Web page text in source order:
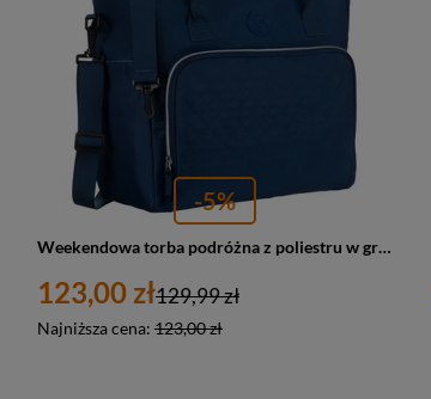
-5%
Weekendowa torba podróżna z poliestru w granatowym kolorze - Peterson
123,00 zł
Najniższa cena: 123,00 zł
129,99 zł